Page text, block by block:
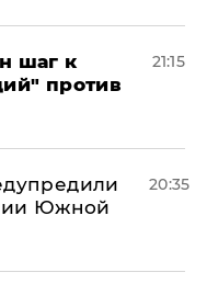
шаг к
против
21:15
Южной
20:35